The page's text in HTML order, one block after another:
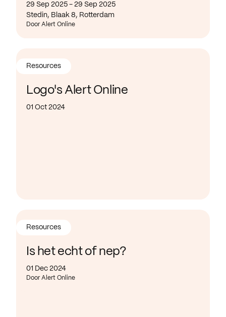
29 Sep 2025 - 29 Sep 2025
Stedin, Blaak 8, Rotterdam
Door Alert Online
Logo's Alert Online
01 Oct 2024
Resources
Is het echt of nep?
01 Dec 2024
Door Alert Online
Resources